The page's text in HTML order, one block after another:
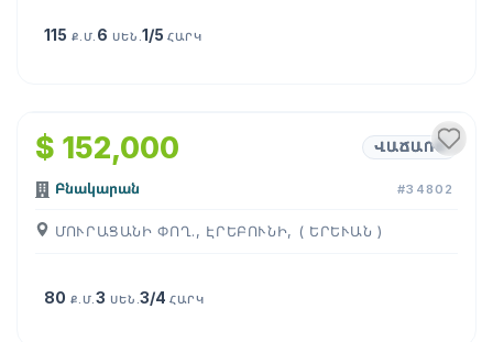
115 Ք.Մ. 6 ՍԵՆ.1/5ՀԱՐԿ
$ 152,000 ՎԱՃԱՌՔ
Բնակարան #34802
ՄՈՒՐԱՑԱՆԻ ՓՈՂ., ԷՐԵԲՈՒՆԻ, ( ԵՐԵՒԱՆ )
80 Ք.Մ.3 ՍԵՆ.3/4ՀԱՐԿ